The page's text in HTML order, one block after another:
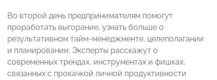
Во второй день предпринимателям помогут
проработать выгорание, узнать больше о
результативном тайм-менеджменте, целеполагании
и планировании. Эксперты расскажут о
современных трендах, инструментах и фишках,
связанных с прокачкой личной продуктивности